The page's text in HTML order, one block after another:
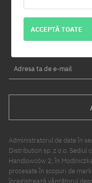
Înregistrează-te pentru
primul despre
În plus, vei primi un
Adresa ta de e-mail
Administratorul de date în
Distribution sp. z o.o. Sediul
Handlowców 2, în
procesate în scopuri de
ACCEPTĂ TOATE